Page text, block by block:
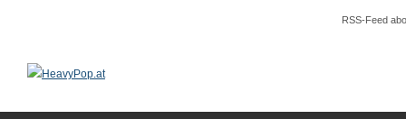
RSS-Feed